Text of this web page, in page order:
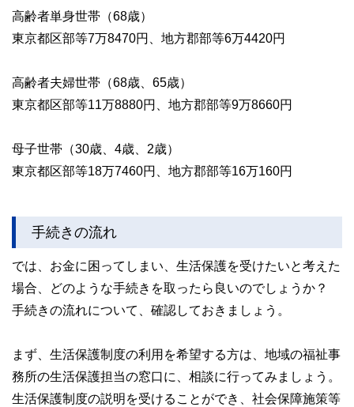
高齢者単身世帯（68歳）
東京都区部等7万8470円、地方郡部等6万4420円
高齢者夫婦世帯（68歳、65歳）
東京都区部等11万8880円、地方郡部等9万8660円
母子世帯（30歳、4歳、2歳）
東京都区部等18万7460円、地方郡部等16万160円
手続きの流れ
では、お金に困ってしまい、生活保護を受けたいと考えた
場合、どのような手続きを取ったら良いのでしょうか？
手続きの流れについて、確認しておきましょう。
まず、生活保護制度の利用を希望する方は、地域の福祉事
務所の生活保護担当の窓口に、相談に行ってみましょう。
生活保護制度の説明を受けることができ、社会保障施策等